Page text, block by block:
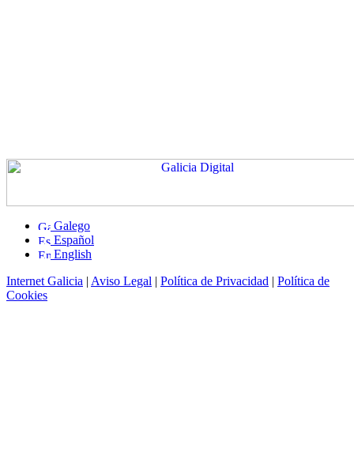
Galego
Español
English
Internet Galicia | Aviso Legal | Política de Privacidad | Política de
Cookies